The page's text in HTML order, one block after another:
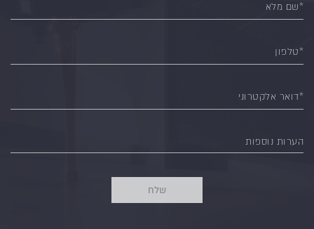
*שם מלא
*טלפון
*דואר אלקטרוני
הערות נוספות
שלח